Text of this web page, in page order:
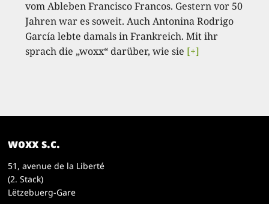
vom Ableben Francisco Francos. Gestern vor 50
Jahren war es soweit. Auch Antonina Rodrigo
García lebte damals in Frankreich. Mit ihr
sprach die „woxx“ darüber, wie sie [+]
woxx s.c.
51, avenue de la Liberté
(2. Stack)
Lëtzebuerg-Gare